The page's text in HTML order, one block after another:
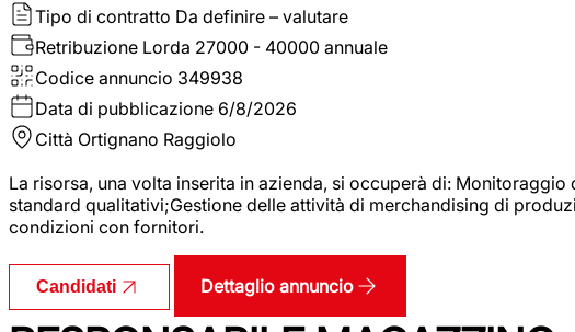
Tipo di contratto Da definire – valutare
Retribuzione Lorda 27000 - 40000 annuale
Codice annuncio 349938
Data di pubblicazione 6/8/2026
Città Ortignano Raggiolo
La risorsa, una volta inserita in azienda, si occuperà di:
standard qualitativi;Gestione delle attività di merchandising di
condizioni con fornitori.
Candidati Dettaglio annuncio